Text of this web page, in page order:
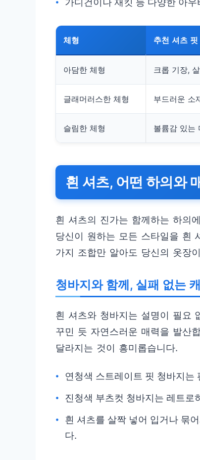
체형 추천 셔츠 핏
아담한 체형 크롭 기장,
글래머러스한 체형 부드러운 소
슬림한 체형 볼륨감 있는
흰 셔츠, 어떤 하의와
흰 셔츠의 진가는 함께하는 하의
당신이 원하는 모든 스타일을 흰
가지 조합만 알아도 당신의 옷장
청바지와 함께, 실패 없는
흰 셔츠와 청바지는 설명이 필요
꾸민 듯 자연스러운 매력을 발산
달라지는 것이 흥미롭습니다.
연청색 스트레이트 핏 청바지는
진청색 부츠컷 청바지는 레트로
흰 셔츠를 살짝 넣어 입거나 묶
다.